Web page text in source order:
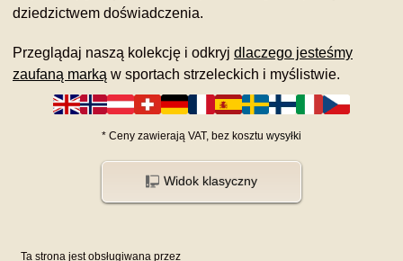
dziedzictwem doświadczenia.
Przeglądaj naszą kolekcję i odkryj dlaczego jesteśmy
zaufaną marką w sportach strzeleckich i myślistwie.
* Ceny zawierają VAT, bez kosztu wysyłki
Widok klasyczny
Ta strona jest obsługiwana przez